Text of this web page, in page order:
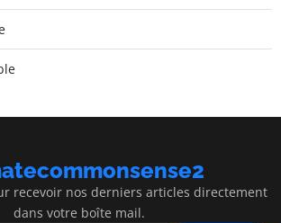
recevoir nos derniers articles directement
dans votre boîte mail.